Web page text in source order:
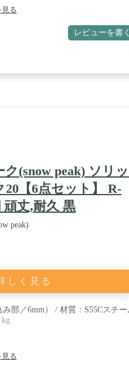
・収納ケース付 / シーム加工・
プレッションベルト付収納ケー
容/フライシートx1、インナーシ
、ロープx6、収納ケースx1 / 生産
る
レビューを書
(snow peak) ソリッ
20【6点セット】 R-
頑丈,耐久 黒
peak)
しく見る
部／6mm） / 材質：S55Cスチー
る